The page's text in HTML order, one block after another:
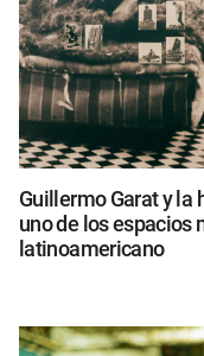
Guillermo Garat y la
uno de los espacios
latinoamericano